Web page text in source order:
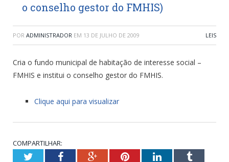
o conselho gestor do FMHIS)
POR ADMINISTRADOR EM 13 DE JULHO DE 2009 LEIS
Cria o fundo municipal de habitação de interesse social –
FMHIS e institui o conselho gestor do FMHIS.
Clique aqui para visualizar
COMPARTILHAR:
TwitterFacebookGoogle+PinterestLinkedInTumblr